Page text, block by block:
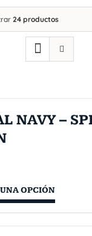
24 productos
NAVY –
OPCIÓN